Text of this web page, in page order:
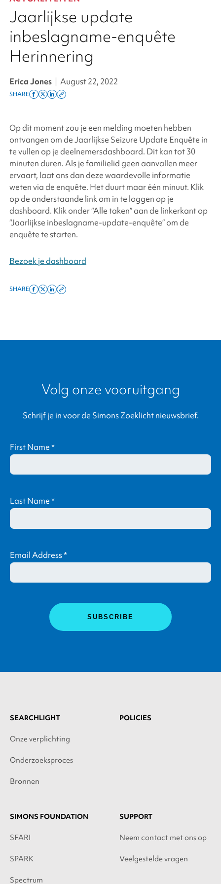
Jaarlijkse update
inbeslagname-enquête
Herinnering
Erica Jones August 22, 2022
SHARE
Share
facebook
Share
x
twitter
Share
linkedin
Copy
page
link
Op dit moment zou je een melding moeten hebben
ontvangen om de Jaarlijkse Seizure Update Enquête in
te vullen op je deelnemersdashboard. Dit kan tot 30
minuten duren. Als je familielid geen aanvallen meer
ervaart, laat ons dan deze waardevolle informatie
weten via de enquête. Het duurt maar één minuut. Klik
op de onderstaande link om in te loggen op je
dashboard. Klik onder “Alle taken” aan de linkerkant op
“Jaarlijkse inbeslagname-update-enquête” om de
enquête te starten.
Bezoek je dashboard
SHARE
ShareShareShareCopy
Volg onze vooruitgang
Schrijf je in voor de Simons Zoeklicht nieuwsbrief.
First Name*
Last Name*
Email Address*
SEARCHLIGHT
Onze verplichting
Onderzoeksproces
Bronnen
POLICIES
SIMONS FOUNDATION
SFARI
SPARK
Spectrum
SUPPORT
Neem contact met ons op
Veelgestelde vragen